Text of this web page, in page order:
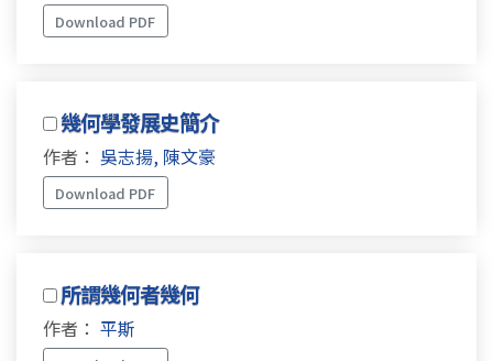
Download PDF
幾何學發展史簡介
作者： 吳志揚, 陳文豪
Download PDF
所謂幾何者幾何
作者： 平斯